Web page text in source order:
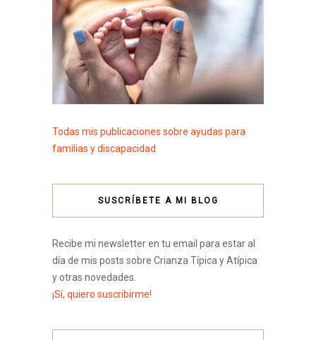
Todas mis publicaciones sobre ayudas para
familias y discapacidad
SUSCRÍBETE A MI BLOG
Recibe mi newsletter en tu email para estar al
día de mis posts sobre Crianza Típica y Atípica
y otras novedades.
¡Sí, quiero suscribirme!